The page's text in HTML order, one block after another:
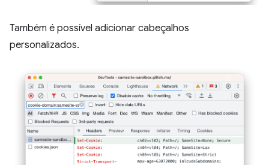
Também é possível adicionar cabeçalhos
personalizados.